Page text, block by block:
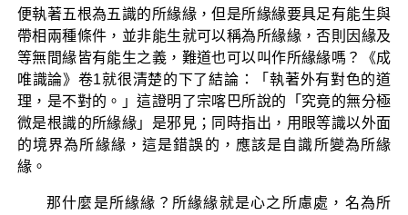
便執著五根為五識的所緣緣，但是所緣緣要具足有能生與
帶相兩種條件，並非能生就可以稱為所緣緣，否則因緣及
等無間緣皆有能生之義，難道也可以叫作所緣緣嗎？《成
唯識論》卷1就很清楚的下了結論：「執著外有對色的道
理，是不對的。」這證明了宗喀巴所說的「究竟的無分極
微是根識的所緣緣」是邪見；同時指出，用眼等識以外面
的境界為所緣緣，這是錯誤的，應該是自識所變為所緣
緣。
那什麼是所緣緣？所緣緣就是心之所慮處，名為所